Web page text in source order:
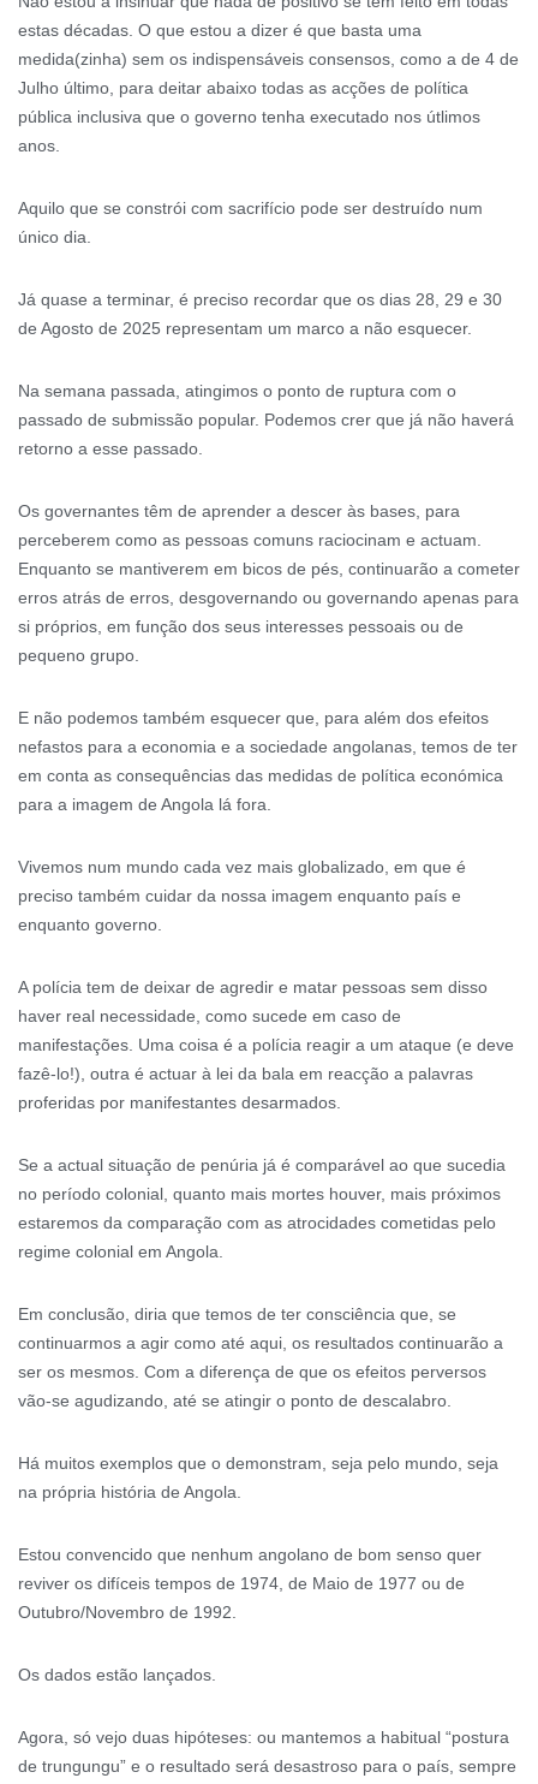
estas décadas. O que estou a dizer é que basta uma
medida(zinha) sem os indispensáveis consensos, como a de 4 de
Julho último, para deitar abaixo todas as acções de política
pública inclusiva que o governo tenha executado nos útlimos
anos.
Aquilo que se constrói com sacrifício pode ser destruído num
único dia.
Já quase a terminar, é preciso recordar que os dias 28, 29 e 30
de Agosto de 2025 representam um marco a não esquecer.
Na semana passada, atingimos o ponto de ruptura com o
passado de submissão popular. Podemos crer que já não haverá
retorno a esse passado.
Os governantes têm de aprender a descer às bases, para
perceberem como as pessoas comuns raciocinam e actuam.
Enquanto se mantiverem em bicos de pés, continuarão a cometer
erros atrás de erros, desgovernando ou governando apenas para
si próprios, em função dos seus interesses pessoais ou de
pequeno grupo.
E não podemos também esquecer que, para além dos efeitos
nefastos para a economia e a sociedade angolanas, temos de ter
em conta as consequências das medidas de política económica
para a imagem de Angola lá fora.
Vivemos num mundo cada vez mais globalizado, em que é
preciso também cuidar da nossa imagem enquanto país e
enquanto governo.
A polícia tem de deixar de agredir e matar pessoas sem disso
haver real necessidade, como sucede em caso de
manifestações. Uma coisa é a polícia reagir a um ataque (e deve
fazê-lo!), outra é actuar à lei da bala em reacção a palavras
proferidas por manifestantes desarmados.
Se a actual situação de penúria já é comparável ao que sucedia
no período colonial, quanto mais mortes houver, mais próximos
estaremos da comparação com as atrocidades cometidas pelo
regime colonial em Angola.
Em conclusão, diria que temos de ter consciência que, se
continuarmos a agir como até aqui, os resultados continuarão a
ser os mesmos. Com a diferença de que os efeitos perversos
vão-se agudizando, até se atingir o ponto de descalabro.
Há muitos exemplos que o demonstram, seja pelo mundo, seja
na própria história de Angola.
Estou convencido que nenhum angolano de bom senso quer
reviver os difíceis tempos de 1974, de Maio de 1977 ou de
Outubro/Novembro de 1992.
Os dados estão lançados.
Agora, só vejo duas hipóteses: ou mantemos a habitual “postura
de trungungu” e o resultado será desastroso para o país, sempre